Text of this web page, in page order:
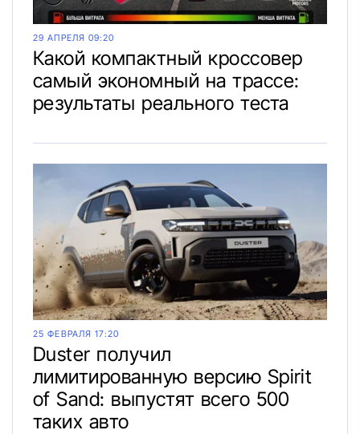
29 АПРЕЛЯ 09:20
Какой компактный кроссовер
самый экономный на трассе:
результаты реального теста
25 ФЕВРАЛЯ 17:20
Duster получил
лимитированную версию Spirit
of Sand: выпустят всего 500
таких авто